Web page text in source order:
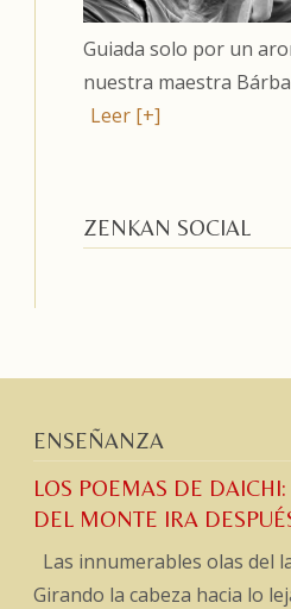
Guiada solo por un
nuestra maestra
Leer [+]
ZENKAN SOCIAL
ENSEÑANZA
LOS POEMAS DE
DEL MONTE IRA
Las innumerables olas del
Girando la cabeza hacia lo